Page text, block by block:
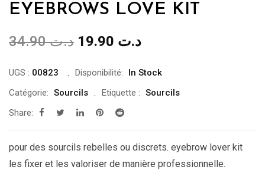
EYEBROWS LOVE KIT
د.ت34.90
Le
initial
était :
د.تLe
actuel
est :
UGS : 00823 Disponibilité:
In Stock
Catégorie: Sourcils Etiquette : Sourcils
Share:
pour des sourcils rebelles ou discrets. eyebrow lover kit
les fixer et les valoriser de manière professionnelle.